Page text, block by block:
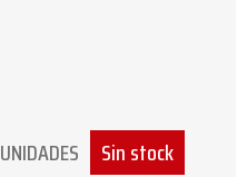
UNIDADES Sin stock